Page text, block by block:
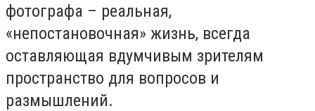
фотографа – реальная,
«непостановочная» жизнь, всегда
оставляющая вдумчивым зрителям
пространство для вопросов и
размышлений.